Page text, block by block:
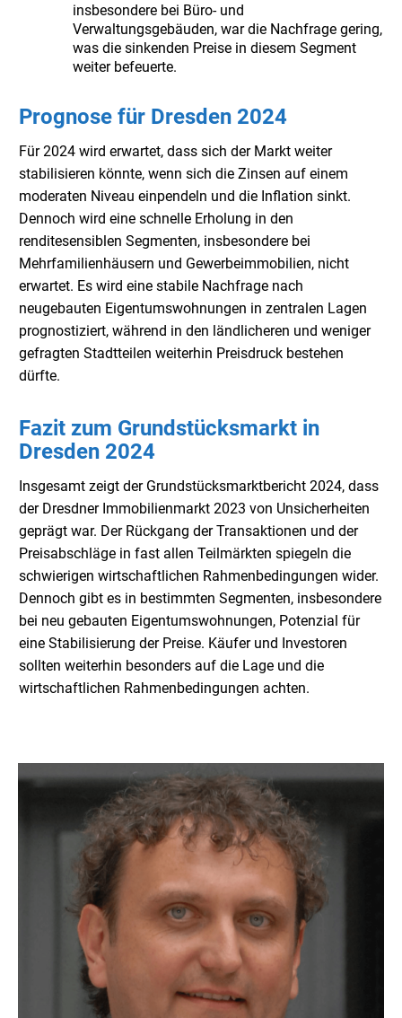
insbesondere bei Büro- und
Verwaltungsgebäuden, war die Nachfrage gering,
was die sinkenden Preise in diesem Segment
weiter befeuerte.
Prognose für Dresden 2024
Für 2024 wird erwartet, dass sich der Markt weiter
stabilisieren könnte, wenn sich die Zinsen auf einem
moderaten Niveau einpendeln und die Inflation sinkt.
Dennoch wird eine schnelle Erholung in den
renditesensiblen Segmenten, insbesondere bei
Mehrfamilienhäusern und Gewerbeimmobilien, nicht
erwartet. Es wird eine stabile Nachfrage nach
neugebauten Eigentumswohnungen in zentralen Lagen
prognostiziert, während in den ländlicheren und weniger
gefragten Stadtteilen weiterhin Preisdruck bestehen
dürfte.
Fazit zum Grundstücksmarkt in
Dresden 2024
Insgesamt zeigt der Grundstücksmarktbericht 2024, dass
der Dresdner Immobilienmarkt 2023 von Unsicherheiten
geprägt war. Der Rückgang der Transaktionen und der
Preisabschläge in fast allen Teilmärkten spiegeln die
schwierigen wirtschaftlichen Rahmenbedingungen wider.
Dennoch gibt es in bestimmten Segmenten, insbesondere
bei neu gebauten Eigentumswohnungen, Potenzial für
eine Stabilisierung der Preise. Käufer und Investoren
sollten weiterhin besonders auf die Lage und die
wirtschaftlichen Rahmenbedingungen achten.